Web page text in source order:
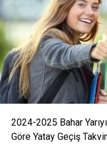
2024-2025 Bahar
Göre Yatay Geçiş